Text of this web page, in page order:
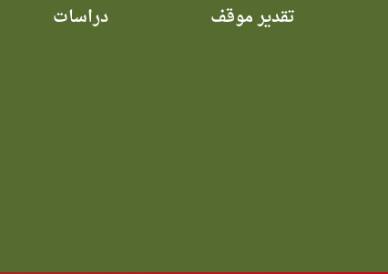
تقدير موقف دراسات